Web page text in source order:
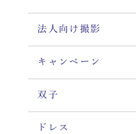
法人向け撮影
キャンペーン
双子
ドレス